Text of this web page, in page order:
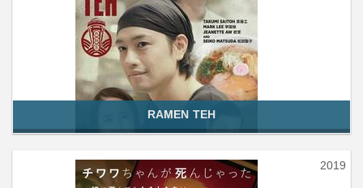
RAMEN TEH
2019